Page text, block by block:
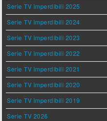
Serie TV imperdibili 2025
Serie TV imperdibili 2024
Serie TV imperdibili 2023
Serie TV imperdibili 2022
Serie TV imperdibili 2021
Serie TV imperdibili 2020
Serie TV imperdibili 2019
Serie TV 2026